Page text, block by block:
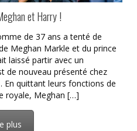
et Harry !
de 37 ans a tenté de
Meghan Markle et du prince
laissé partir avec un
de nouveau présenté chez
quittant leurs fonctions de
royale, Meghan […]
plus